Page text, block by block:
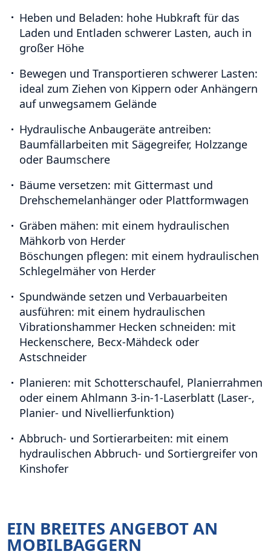
Heben und Beladen: hohe Hubkraft für das
Laden und Entladen schwerer Lasten, auch in
großer Höhe
Bewegen und Transportieren schwerer Lasten:
ideal zum Ziehen von Kippern oder Anhängern
auf unwegsamem Gelände
Hydraulische Anbaugeräte antreiben:
Baumfällarbeiten mit Sägegreifer, Holzzange
oder Baumschere
Bäume versetzen: mit Gittermast und
Drehschemelanhänger oder Plattformwagen
Gräben mähen: mit einem hydraulischen
Mähkorb von Herder
Böschungen pflegen: mit einem hydraulischen
Schlegelmäher von Herder
Spundwände setzen und Verbauarbeiten
ausführen: mit einem hydraulischen
Vibrationshammer Hecken schneiden: mit
Heckenschere, Becx-Mähdeck oder
Astschneider
Planieren: mit Schotterschaufel, Planierrahmen
oder einem Ahlmann 3-in-1-Laserblatt (Laser-,
Planier- und Nivellierfunktion)
Abbruch- und Sortierarbeiten: mit einem
hydraulischen Abbruch- und Sortiergreifer von
Kinshofer
EIN BREITES ANGEBOT AN
MOBILBAGGERN